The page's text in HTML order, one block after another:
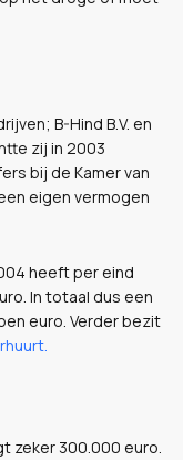
B-Hind B.V. en
zij in 2003
bij de Kamer van
eigen vermogen
heeft per eind
In totaal dus een
euro. Verder bezit
zeker 300.000 euro.